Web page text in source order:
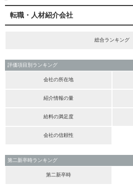
転職・人材紹介会社
総合ランキング
評価項目別ランキング
会社の所在地
紹介情報の量
給料の満足度
会社の信頼性
第二新卒時ランキング
第二新卒時